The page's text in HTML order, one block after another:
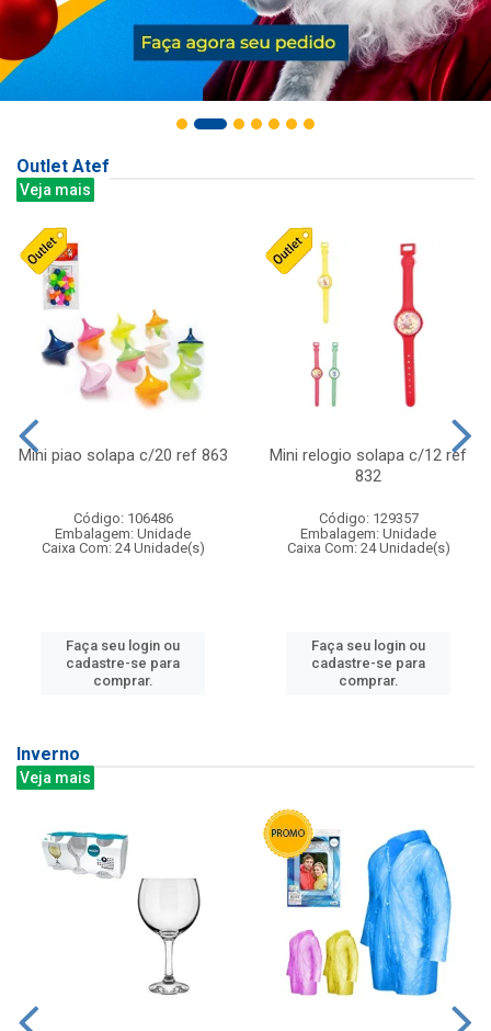
Outlet Atef
Veja mais
Mini piao solapa c/20 ref 863
Código: 106486
Embalagem: Unidade
Caixa Com: 24 Unidade(s)
Faça seu login ou
cadastre-se para
comprar.
Mini relogio solapa c/12 ref
832
Código: 129357
Embalagem: Unidade
Caixa Com: 24 Unidade(s)
Faça seu login ou
cadastre-se para
comprar.
Inverno
Veja mais